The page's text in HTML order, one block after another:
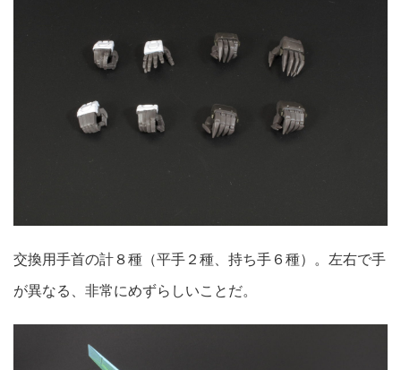
交換用手首の計８種（平手２種、持ち手６種）。左右で手
が異なる、非常にめずらしいことだ。